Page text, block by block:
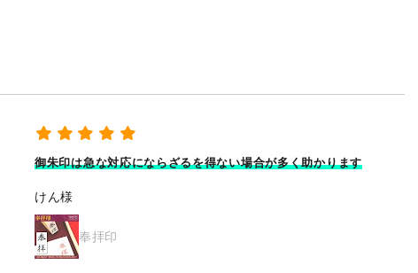
が多く助かります 割と安価な部類の卒塔婆だが使用感は良いと